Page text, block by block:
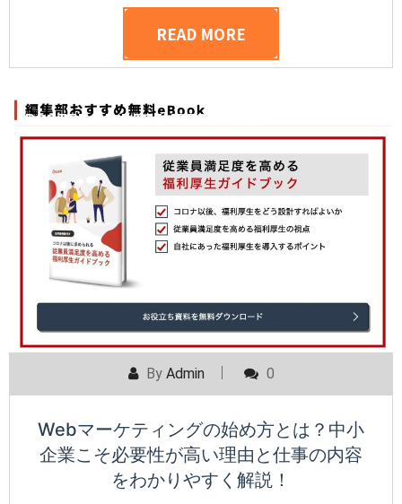
READ MORE
POSTED ONDECEMBER 5, 2022
By Admin 0
Webマーケティングの始め方とは？中小
企業こそ必要性が高い理由と仕事の内容
をわかりやすく解説！